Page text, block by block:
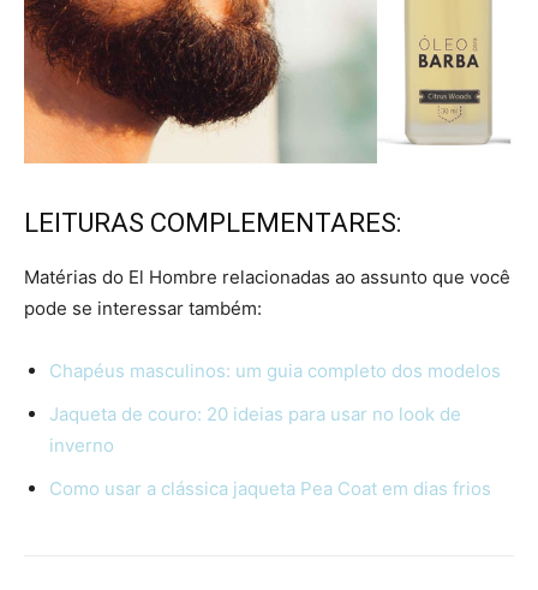
LEITURAS COMPLEMENTARES:
Matérias do El Hombre relacionadas ao assunto que você
pode se interessar também:
Chapéus masculinos: um guia completo dos modelos
Jaqueta de couro: 20 ideias para usar no look de
inverno
Como usar a clássica jaqueta Pea Coat em dias frios